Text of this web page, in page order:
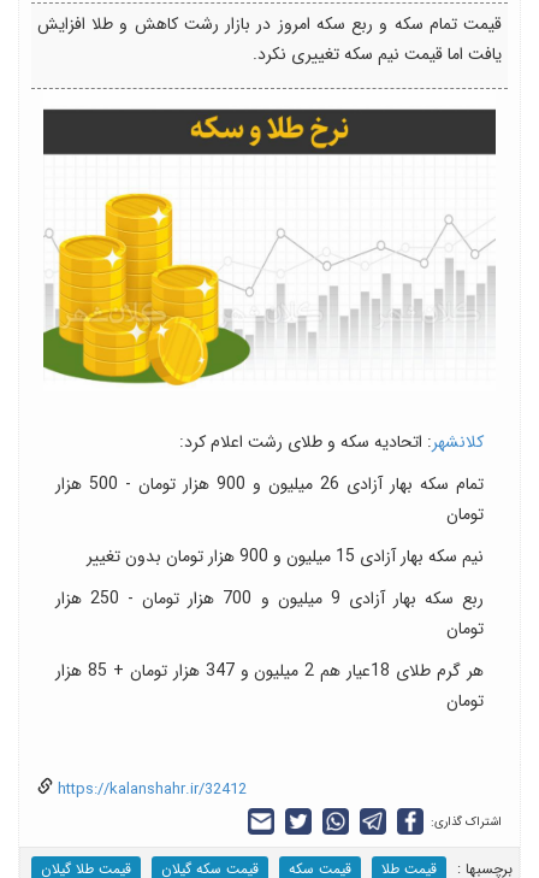
قیمت تمام سکه و ربع سکه امروز در بازار رشت کاهش و طلا افزایش
یافت اما قیمت نیم سکه تغییری نکرد.
کلانشهر: اتحادیه سکه و طلای رشت اعلام کرد:
تمام سکه بهار آزادی 26 میلیون و 900 هزار تومان - 500 هزار
تومان
نیم سکه بهار آزادی 15 میلیون و 900 هزار تومان بدون تغییر
ربع سکه بهار آزادی 9 میلیون و 700 هزار تومان - 250 هزار
تومان
هر گرم طلای 18عیار هم 2 میلیون و 347 هزار تومان + 85 هزار
تومان
https://kalanshahr.ir/32412
اشتراک گذاری:
برچسب‎ها : قیمت طلا قیمت سکه قیمت سکه گیلان
قیمت طلا گیلان